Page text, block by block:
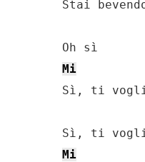
Stai
Mi
Sì, ti
Mi